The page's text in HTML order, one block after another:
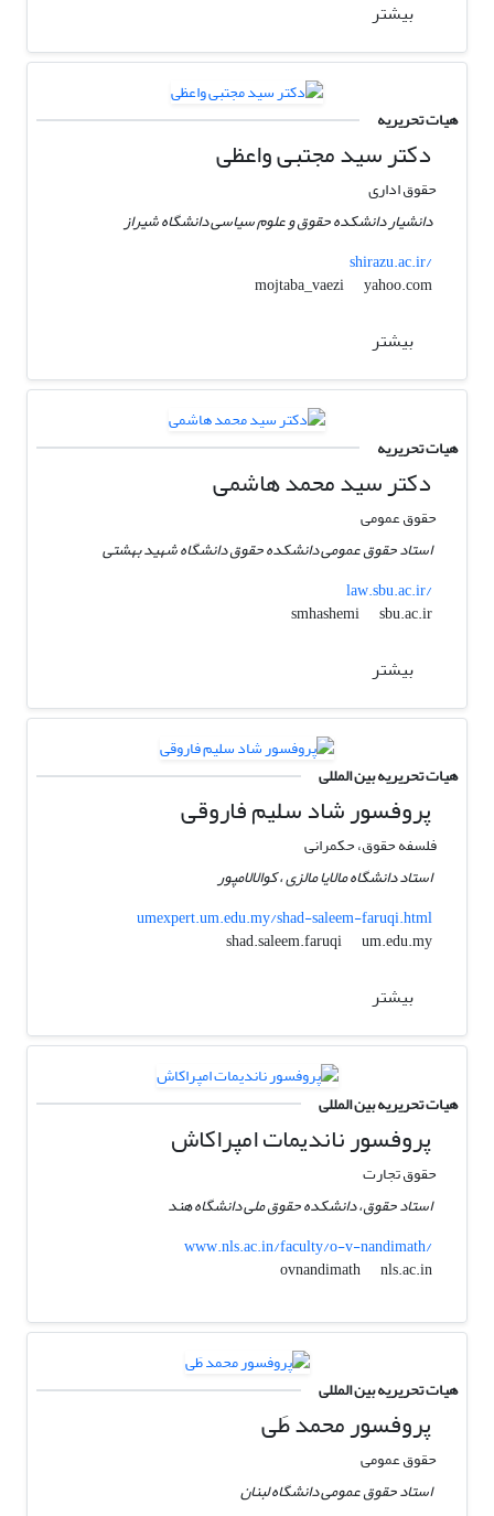
بیشتر
هیات تحریریه
دکتر سید مجتبی واعظی
حقوق اداری
دانشیار دانشکده حقوق و علوم سیاسی دانشگاه شیراز
shirazu.ac.ir/
mojtaba_vaezi
yahoo.com
بیشتر
هیات تحریریه
دکتر سید محمد هاشمی
حقوق عمومی
استاد حقوق عمومی دانشکده حقوق دانشگاه شهید بهشتی
law.sbu.ac.ir/
smhashemi
sbu.ac.ir
بیشتر
هیات تحریریه بین المللی
پروفسور شاد سلیم فاروقی
فلسفه حقوق، حکمرانی
استاد دانشگاه مالایا مالزی ، کوالالامپور
umexpert.um.edu.my/shad-saleem-faruqi.html
shad.saleem.faruqi
um.edu.my
بیشتر
هیات تحریریه بین المللی
پروفسور ناندیمات امپراکاش
حقوق تجارت
استاد حقوق، دانشکده حقوق ملی دانشگاه هند
www.nls.ac.in/faculty/o-v-nandimath/
ovnandimath
nls.ac.in
هیات تحریریه بین المللی
پروفسور محمد طَی
حقوق عمومی
استاد حقوق عمومی دانشگاه لبنان